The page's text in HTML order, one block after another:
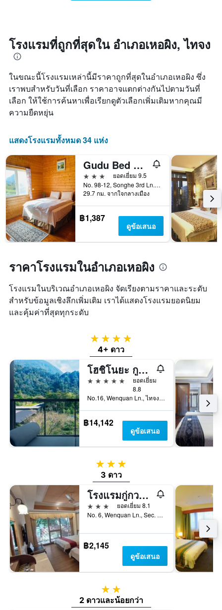
3
วัน
ที่
มา
แกน
แสดง
หมวด
โรงแรม
ตาม
จำนวน
ดาว
แกน
1
แกน
แสดง
ราคา
เฉลี่ย
ของ
ห้อง
พัก
ใน
ช่วง
สัปดาห์
นี้
พบ
ใน
ช่วง
3
วัน
ที่
พัก
แผนภูมิ
แกน
X
แสดง
วัน
ก่อน
การ
เข้า
พัก
แผนภูมิ
มี
แกน
Y
1
แแส
ดง
เฉลี่ย
ของ
ห้อง
โรงแรมที่ถูกที่สุดใน อำเภอเหอผิง, ไทจง
ในขณะนี้โรงแรมเหล่านี้มีราคาถูกที่สุดในอำเภอเหอผิง ซึ่ง
เราพบสำหรับวันที่เลือก ราคาอาจแตกต่างกันไปตามวันที่
เลือก ให้ใช้การค้นหาเพื่อเรียกดูตัวเลือกเพิ่มเติมหากคุณมี
ความยืดหยุ่น
แสดงโรงแรมทั้งหมด 34 แห่ง
Gudu Bed And Breakfast
3 ดาว
ยอดเยี่ยม 9.5
No. 98-12, Songhe 3rd Ln., Sec. 1, Dongguan Rd., Heping Dist., Taichung City, Taiwan (R.O.C.), ไทจง, ไต้หวัน
29.7 กม. จากใจกลางเมือง
฿1,387
ดูข้อเสนอ
ราคาโรงแรมในอำเภอเหอผิง
โรงแรมในบริเวณอำเภอเหอผิง จัดเรียงตามราคาและระดับ
สำหรับข้อมูลเชิงลึกเพิ่มเติม เราได้แสดงโรงแรมยอดนิยม
และคุ้มค่าที่สุดทุกระดับ
4 ดาว
4+ ดาว
โฮชิโนยะ กูกวน
5 ดาว
ยอดเยี่ยม
8.8
No.16, Wenquan Ln., ไทจง, ไต้หวัน
฿14,142
ดูข้อเสนอ
3 ดาว
3 ดาว
โรงแรมกู่กวน ฮอตสปริง
3 ดาว
ยอดเยี่ยม 8.1
No. 6, Wenquan Ln., Sec. 1, Dongguan Rd., ไทจง, ไต้หวัน
฿2,145
ดูข้อเสนอ
2 ดาว
2 ดาวและน้อยกว่า